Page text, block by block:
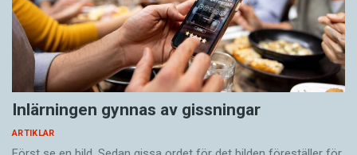
Inlärningen gynnas av gissningar
ARTIKLAR